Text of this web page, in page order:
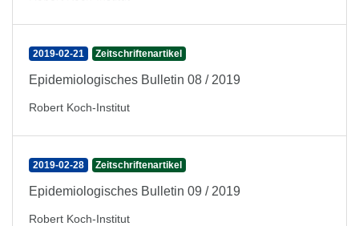
2019-02-21 Zeitschriftenartikel
Epidemiologisches Bulletin 08 / 2019
Robert Koch-Institut
2019-02-28 Zeitschriftenartikel
Epidemiologisches Bulletin 09 / 2019
Robert Koch-Institut